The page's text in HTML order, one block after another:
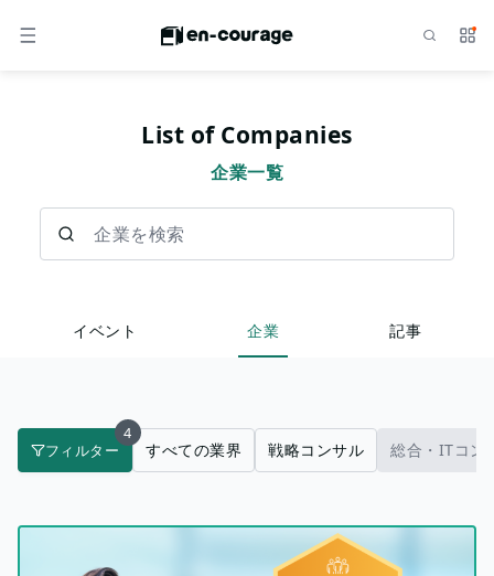
メニュー サ
List of Companies
企業一覧
イベント 企業 記事
フィルター
4
すべての業界 戦略コンサル 総合・ITコン